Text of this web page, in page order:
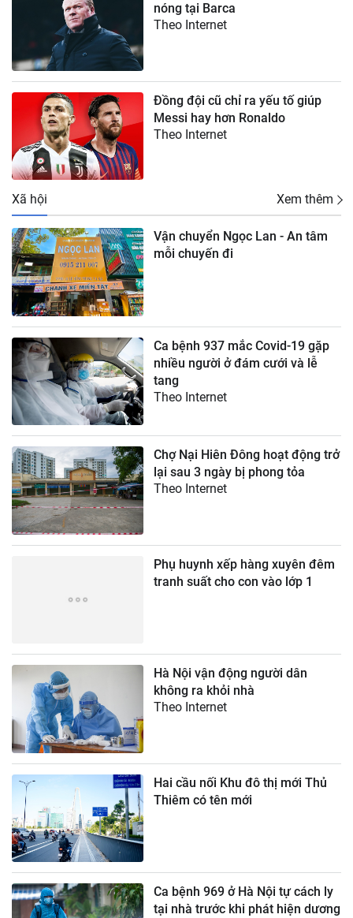
nóng tại Barca
Theo Internet
Đồng đội cũ chỉ ra yếu tố giúp
Messi hay hơn Ronaldo
Theo Internet
Xã hội Xem thêm
Vận chuyển Ngọc Lan - An tâm
mỗi chuyến đi
Ca bệnh 937 mắc Covid-19 gặp
nhiều người ở đám cưới và lễ
tang
Theo Internet
Chợ Nại Hiên Đông hoạt động trở
lại sau 3 ngày bị phong tỏa
Theo Internet
Phụ huynh xếp hàng xuyên đêm
tranh suất cho con vào lớp 1
Hà Nội vận động người dân
không ra khỏi nhà
Theo Internet
Hai cầu nối Khu đô thị mới Thủ
Thiêm có tên mới
Ca bệnh 969 ở Hà Nội tự cách ly
tại nhà trước khi phát hiện dương